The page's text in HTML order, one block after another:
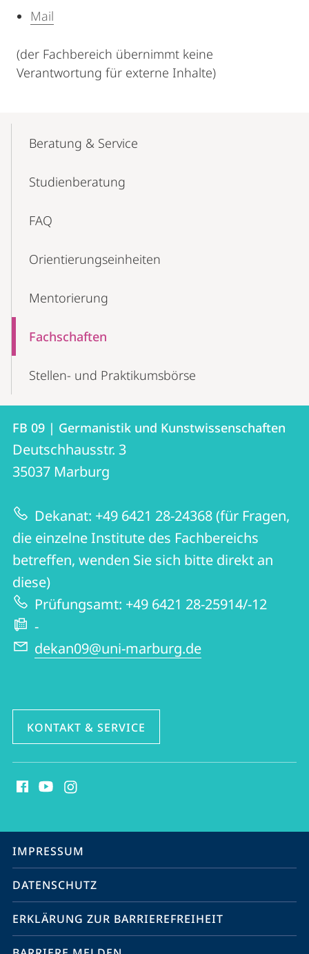
Mail
(der Fachbereich übernimmt keine
Verantwortung für externe Inhalte)
NavigationBeratung & Service
Studienberatung
FAQ
Orientierungs­einheiten
Mentorierung
Fachschaften
Stellen- und Praktikumsbörse
Kontakt
und
Informationen
zur
Website
Kontaktinformationen
FB
09
|
Germanistik
und
Kunstwissenschaften
FB 09 | Germanistik und Kunstwissenschaften
Deutschhausstr. 3
35037 Marburg
Dekanat: +49 6421 28-24368 (für Fragen,
die einzelne Institute des Fachbereichs
betreffen, wenden Sie sich bitte direkt an
diese)
Prüfungsamt: +49 6421 28-25914/-12
-
dekan09@uni-marburg.de
KONTAKT & SERVICE
Media
Service-
Navigation
IMPRESSUM
DATENSCHUTZ
ERKLÄRUNG ZUR BARRIEREFREIHEIT